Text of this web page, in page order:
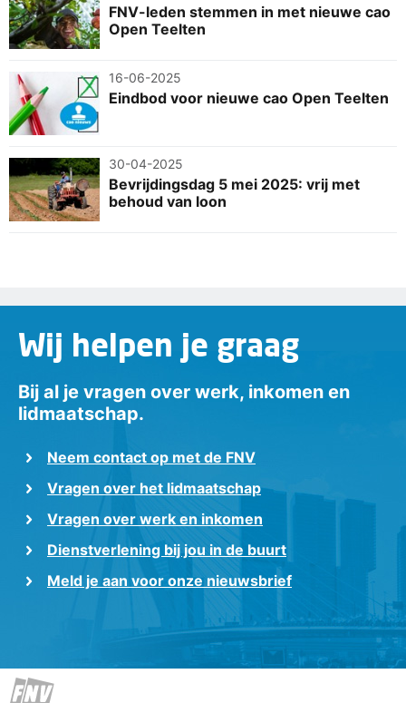
FNV-leden stemmen in met nieuwe cao
Open Teelten
16-06-2025
Eindbod voor nieuwe cao Open Teelten
30-04-2025
Bevrijdingsdag 5 mei 2025: vrij met
behoud van loon
Wij helpen je graag
Bij al je vragen over werk, inkomen en
lidmaatschap.
Neem contact op met de FNV
Vragen over het lidmaatschap
Vragen over werk en inkomen
Dienstverlening bij jou in de buurt
Meld je aan voor onze nieuwsbrief